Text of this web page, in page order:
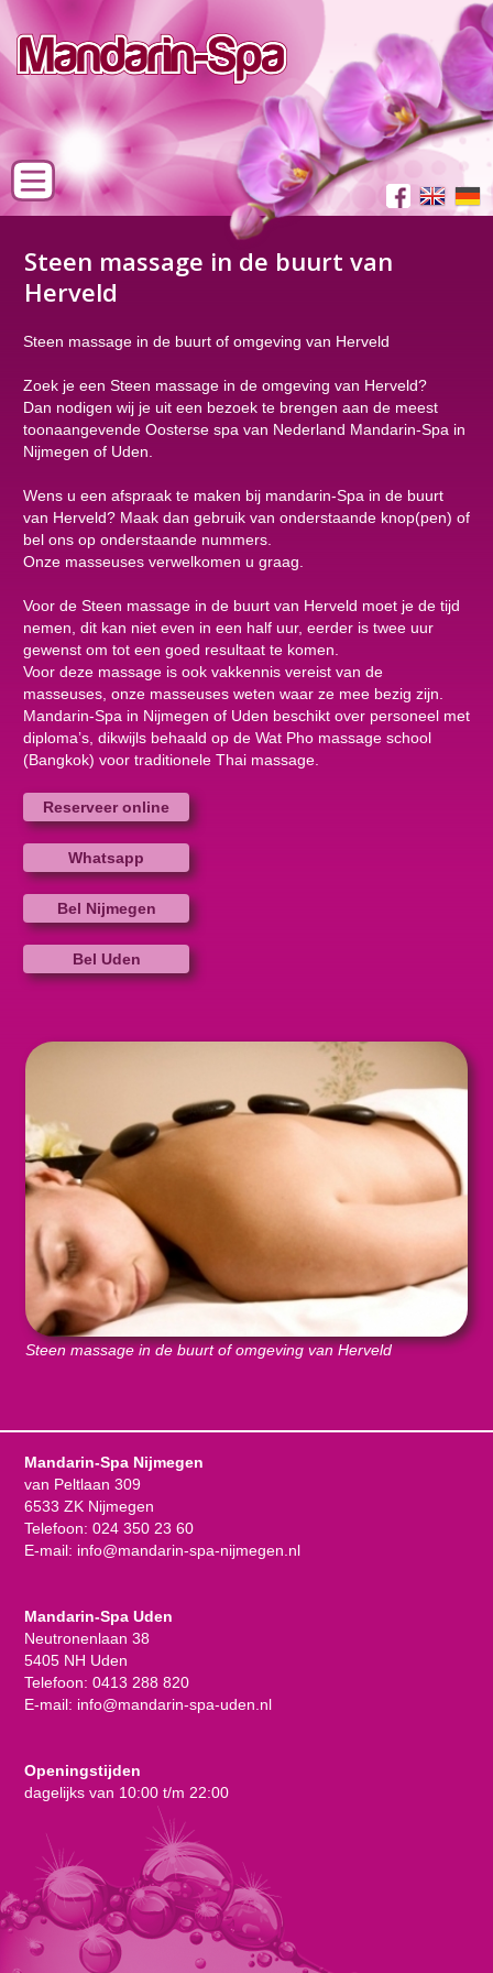
Steen massage in de buurt van
Herveld
Steen massage in de buurt of omgeving van Herveld
Zoek je een Steen massage in de omgeving van Herveld?
Dan nodigen wij je uit een bezoek te brengen aan de meest
toonaangevende Oosterse spa van Nederland Mandarin-Spa in
Nijmegen of Uden.
Wens u een afspraak te maken bij mandarin-Spa in de buurt
van Herveld? Maak dan gebruik van onderstaande knop(pen) of
bel ons op onderstaande nummers.
Onze masseuses verwelkomen u graag.
Voor de Steen massage in de buurt van Herveld moet je de tijd
nemen, dit kan niet even in een half uur, eerder is twee uur
gewenst om tot een goed resultaat te komen.
Voor deze massage is ook vakkennis vereist van de
masseuses, onze masseuses weten waar ze mee bezig zijn.
Mandarin-Spa in Nijmegen of Uden beschikt over personeel met
diploma’s, dikwijls behaald op de Wat Pho massage school
(Bangkok) voor traditionele Thai massage.
Reserveer online
Whatsapp
Bel Nijmegen
Bel Uden
Steen massage in de buurt of omgeving van Herveld
Mandarin-Spa Nijmegen
van Peltlaan 309
6533 ZK Nijmegen
Telefoon: 024 350 23 60
E-mail: info@mandarin-spa-nijmegen.nl
Mandarin-Spa Uden
Neutronenlaan 38
5405 NH Uden
Telefoon: 0413 288 820
E-mail: info@mandarin-spa-uden.nl
Openingstijden
dagelijks van 10:00 t/m 22:00